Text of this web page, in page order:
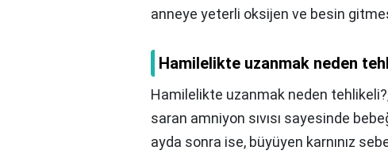
anneye yeterli oksijen ve besin
Hamilelikte uzanmak neden
Hamilelikte uzanmak neden
saran amniyon sıvısı sayesinde
ayda sonra ise, büyüyen karnınız